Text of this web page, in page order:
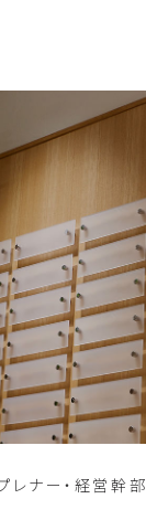
レナー・経営幹